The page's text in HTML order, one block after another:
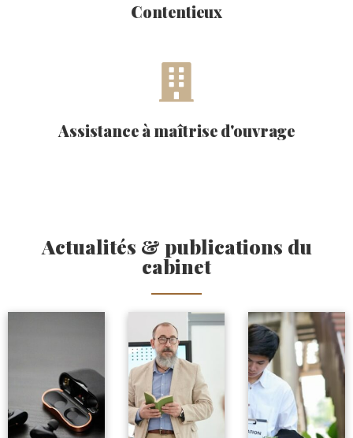
Contentieux
Assistance à maîtrise d'ouvrage
Actualités & publications du
cabinet